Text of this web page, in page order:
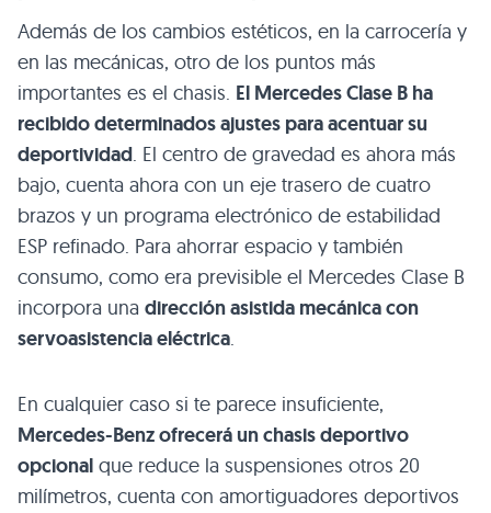
Además de los cambios estéticos, en la carrocería y
en las mecánicas, otro de los puntos más
importantes es el chasis. El Mercedes Clase B ha
recibido determinados ajustes para acentuar su
deportividad. El centro de gravedad es ahora más
bajo, cuenta ahora con un eje trasero de cuatro
brazos y un programa electrónico de estabilidad
ESP refinado. Para ahorrar espacio y también
consumo, como era previsible el Mercedes Clase B
incorpora una dirección asistida mecánica con
servoasistencia eléctrica.
En cualquier caso si te parece insuficiente,
Mercedes-Benz ofrecerá un chasis deportivo
opcional que reduce la suspensiones otros 20
milímetros, cuenta con amortiguadores deportivos